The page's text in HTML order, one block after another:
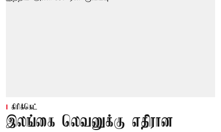
கிரிக்கெட்
இலங்கை லெவனுக்கு எதிரான